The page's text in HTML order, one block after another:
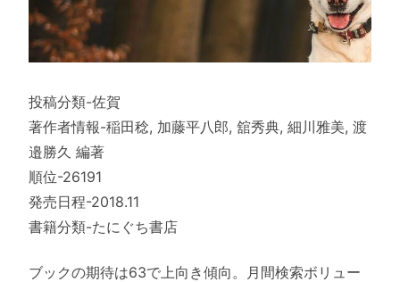
投稿分類-佐賀
著作者情報-稲田稔, 加藤平八郎, 舘秀典, 細川雅美, 渡
邉勝久 編著
順位-26191
発売日程-2018.11
書籍分類-たにぐち書店
ブックの期待は63で上向き傾向。月間検索ボリュー